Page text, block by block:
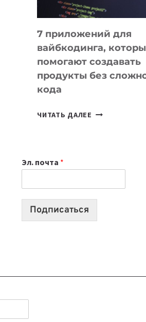
7 приложений для
вайбкодинга,
помогают создавать
продукты без
кода
ЧИТАТЬ ДАЛЕЕ
СОЗДАВАТЬ
ПРОДУКТЫ
Эл. почта *
Подписаться